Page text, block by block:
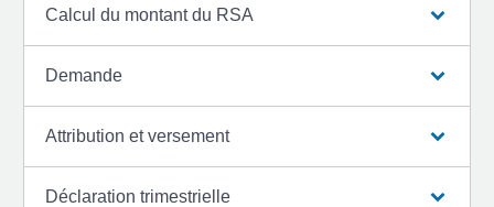
Calcul du montant du RSA
Demande
Attribution et versement
Déclaration trimestrielle